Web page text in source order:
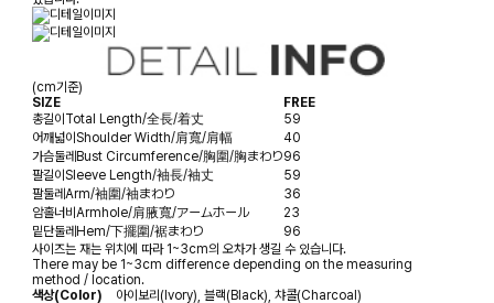
(cm기준)
SIZE
FREE
총길이Total Length/全長/着丈
59
어깨넓이Shoulder Width/肩寬/肩幅
40
가슴둘레Bust Circumference/胸圍/胸まわり96
팔길이Sleeve Length/袖長/袖丈
59
팔둘레Arm/袖圍/袖まわり
36
암홀너비Armhole/肩腋寬/アームホール
23
밑단둘레Hem/下擺圍/裾まわり
96
사이즈는 재는 위치에 따라 1~3cm의 오차가 생길 수 있습니다.
There may be 1~3cm difference depending on the measuring
method / location.
색상(Color)
아이보리(Ivory), 블랙(Black), 챠콜(Charcoal)